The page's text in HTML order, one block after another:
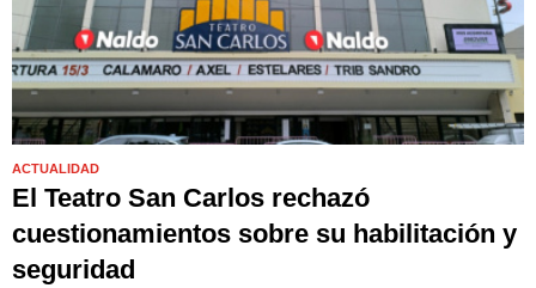
ACTUALIDAD
El Teatro San Carlos rechazó
cuestionamientos sobre su habilitación y
seguridad